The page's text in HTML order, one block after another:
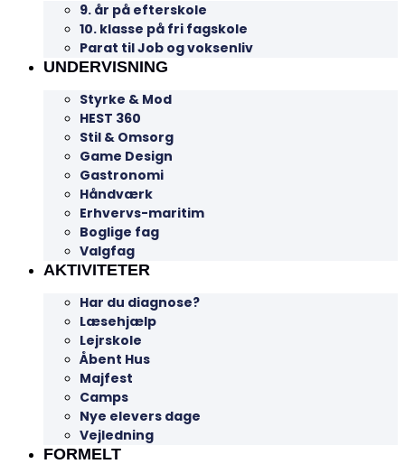
9. år på efterskole
10. klasse på fri fagskole
Parat til Job og voksenliv
UNDERVISNING
Styrke & Mod
HEST 360
Stil & Omsorg
Game Design
Gastronomi
Håndværk
Erhvervs-maritim
Boglige fag
Valgfag
AKTIVITETER
Har du diagnose?
Læsehjælp
Lejrskole
Åbent Hus
Majfest
Camps
Nye elevers dage
Vejledning
FORMELT